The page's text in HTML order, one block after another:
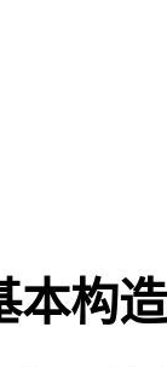
本构